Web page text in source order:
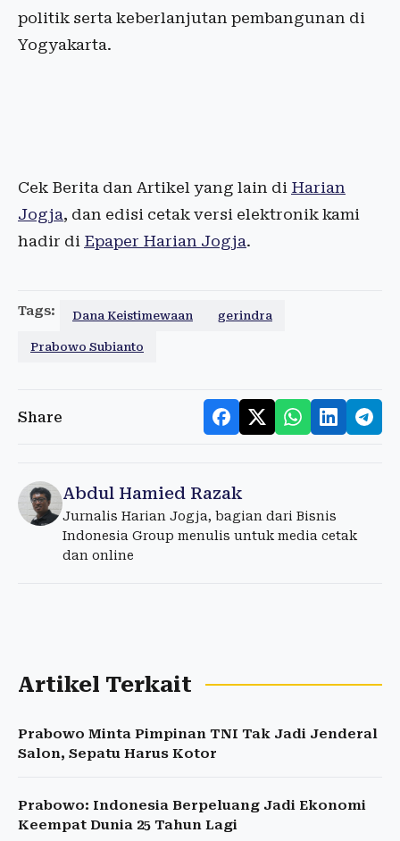
politik serta keberlanjutan pembangunan di
Yogyakarta.
Cek Berita dan Artikel yang lain di Harian
Jogja, dan edisi cetak versi elektronik kami
hadir di Epaper Harian Jogja.
Tags: Dana Keistimewaan gerindra
Prabowo Subianto
Share
Abdul Hamied Razak
Jurnalis Harian Jogja, bagian dari Bisnis
Indonesia Group menulis untuk media cetak
dan online
Artikel Terkait
Prabowo Minta Pimpinan TNI Tak Jadi Jenderal
Salon, Sepatu Harus Kotor
Prabowo: Indonesia Berpeluang Jadi Ekonomi
Keempat Dunia 25 Tahun Lagi